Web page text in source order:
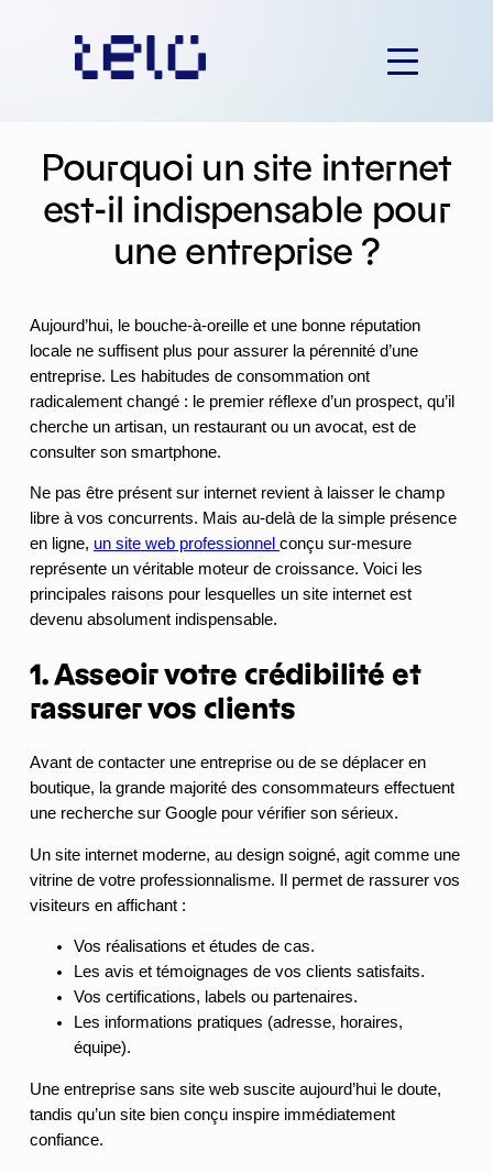
Pourquoi un site internet
est-il indispensable pour
une entreprise ?
Aujourd’hui, le bouche-à-oreille et une bonne réputation
locale ne suffisent plus pour assurer la pérennité d’une
entreprise. Les habitudes de consommation ont
radicalement changé : le premier réflexe d’un prospect, qu’il
cherche un artisan, un restaurant ou un avocat, est de
consulter son smartphone.
Ne pas être présent sur internet revient à laisser le champ
libre à vos concurrents. Mais au-delà de la simple présence
en ligne, un site web professionnel conçu sur-mesure
représente un véritable moteur de croissance. Voici les
principales raisons pour lesquelles un site internet est
devenu absolument indispensable.
1. Asseoir votre crédibilité et
rassurer vos clients
Avant de contacter une entreprise ou de se déplacer en
boutique, la grande majorité des consommateurs effectuent
une recherche sur Google pour vérifier son sérieux.
Un site internet moderne, au design soigné, agit comme une
vitrine de votre professionnalisme. Il permet de rassurer vos
visiteurs en affichant :
Vos réalisations et études de cas.
Les avis et témoignages de vos clients satisfaits.
Vos certifications, labels ou partenaires.
Les informations pratiques (adresse, horaires,
équipe).
Une entreprise sans site web suscite aujourd’hui le doute,
tandis qu’un site bien conçu inspire immédiatement
confiance.